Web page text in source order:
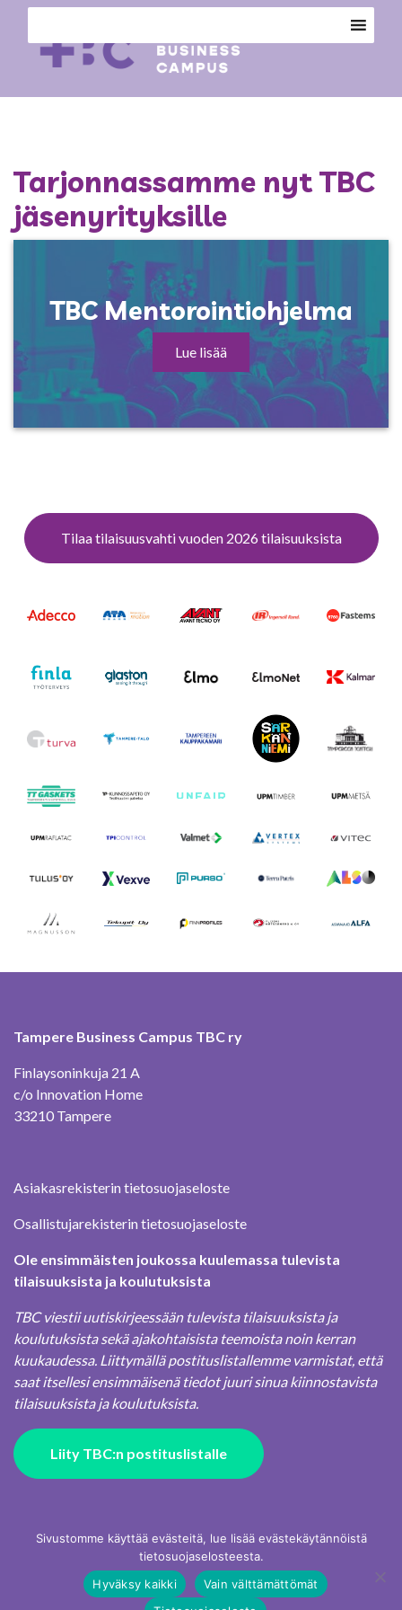
Tarjonnassamme nyt TBC
jäsenyrityksille
TBC Mentorointiohjelma
Lue lisää
Tilaa tilaisuusvahti vuoden 2026 tilaisuuksista
Tampere Business Campus TBC ry
Finlaysoninkuja 21 A
c/o Innovation Home
33210 Tampere
Asiakasrekisterin tietosuojaseloste
Osallistujarekisterin tietosuojaseloste
Ole ensimmäisten joukossa kuulemassa tulevista
tilaisuuksista ja koulutuksista
TBC viestii uutiskirjeessään tulevista tilaisuuksista ja
koulutuksista sekä ajakohtaisista teemoista noin kerran
kuukaudessa. Liittymällä postituslistallemme varmistat, että
saat itsellesi ensimmäisenä tiedot juuri sinua kiinnostavista
tilaisuuksista ja koulutuksista.
Liity TBC:n postituslistalle
Sivustomme käyttää evästeitä, lue lisää evästekäytännöistä
tietosuojaselosteesta.
Hyväksy kaikki
Vain välttämättömät